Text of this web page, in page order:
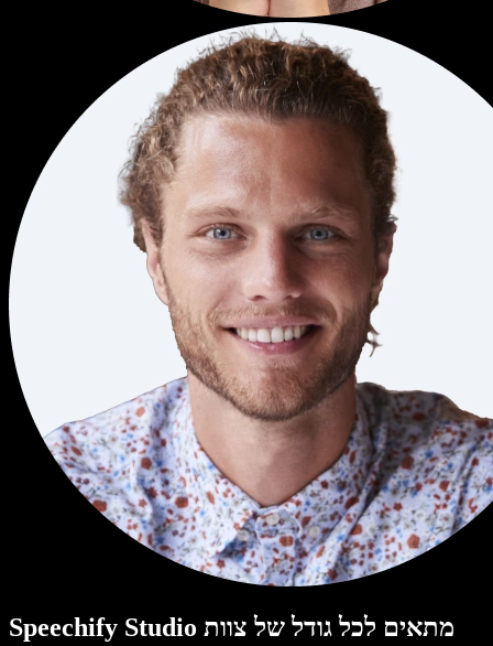
Speechify Studio מתאים לכל גודל של צוות